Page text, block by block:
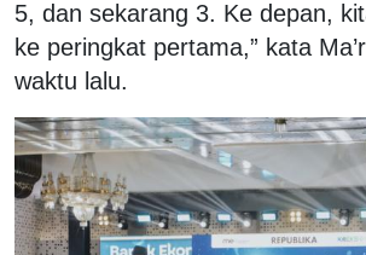
5, dan sekarang 3. Ke depan,
ke peringkat pertama,” kata
waktu lalu.